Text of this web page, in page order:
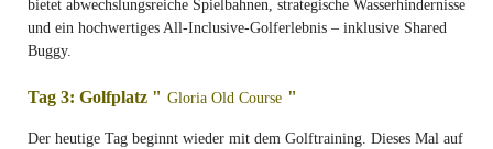
bietet abwechslungsreiche Spielbahnen, strategische Wasserhindernisse
und ein hochwertiges All-Inclusive-Golferlebnis – inklusive Shared
Buggy.
Tag 3: Golfplatz " Gloria Old Course "
Der heutige Tag beginnt wieder mit dem Golftraining. Dieses Mal auf